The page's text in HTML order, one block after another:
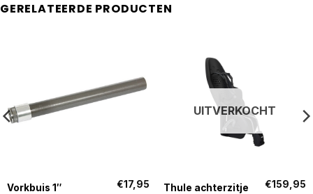
GERELATEERDE PRODUCTEN
Vorkbuis 1″
€17,95
UITVERKOCHT
Thule achterzitje
€159,95